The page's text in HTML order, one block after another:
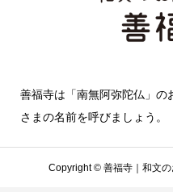
善福寺は「南無阿弥陀仏」の
さまの名前を呼びましょう。
Copyright ©善福寺｜和文の